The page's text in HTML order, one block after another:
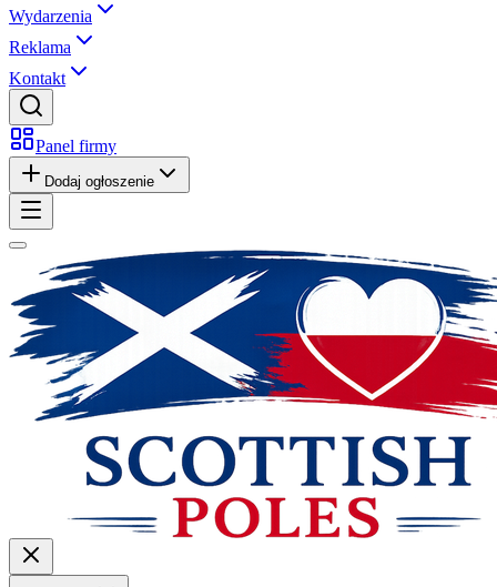
Wydarzenia
Reklama
Kontakt
Panel firmy
Dodaj ogłoszenie